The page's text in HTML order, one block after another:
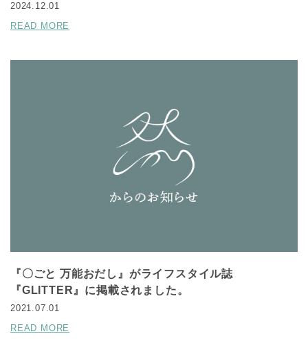
2024.12.01
READ MORE
『〇ごと 万能おだし』がライフスタイル誌
『GLITTER』に掲載されました。
2021.07.01
READ MORE